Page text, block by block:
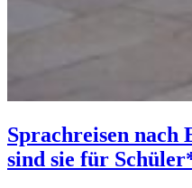
Sprachreisen nach
sind sie für